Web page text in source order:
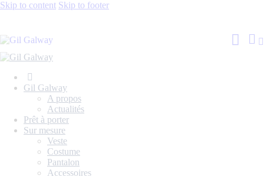
Skip to content Skip to footer
Gil Galway
A propos
Actualités
Prêt à porter
Sur mesure
Veste
Costume
Pantalon
Accessoires